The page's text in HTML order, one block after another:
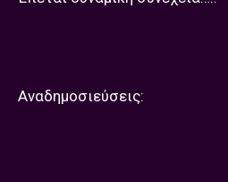
Αναδημοσιεύσεις: